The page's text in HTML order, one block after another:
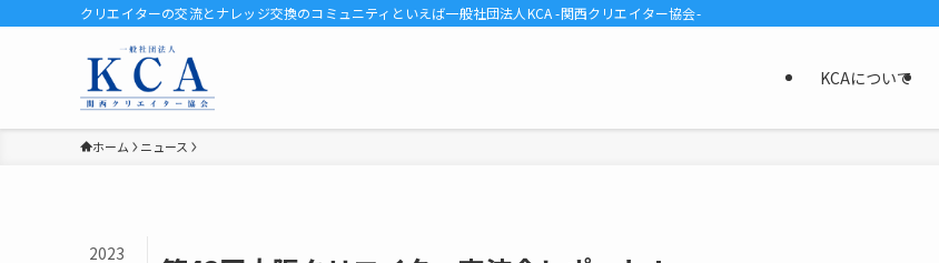
クリエイターの交流とナレッジ交換のコミュニティといえば一般社団法人KCA -関西クリエイター協会-
KCAについて
ホーム ニュース
2023